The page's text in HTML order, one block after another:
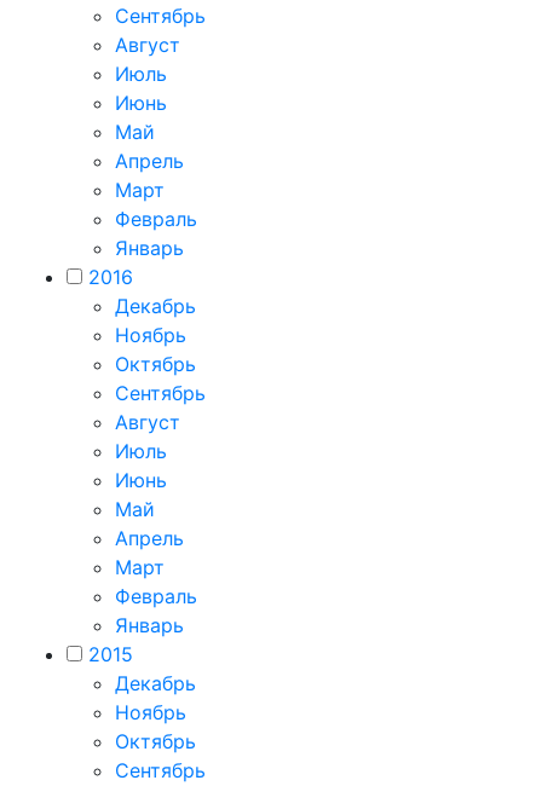
Сентябрь
Август
Июль
Июнь
Май
Апрель
Март
Февраль
Январь
2016
Декабрь
Ноябрь
Октябрь
Сентябрь
Август
Июль
Июнь
Май
Апрель
Март
Февраль
Январь
2015
Декабрь
Ноябрь
Октябрь
Сентябрь